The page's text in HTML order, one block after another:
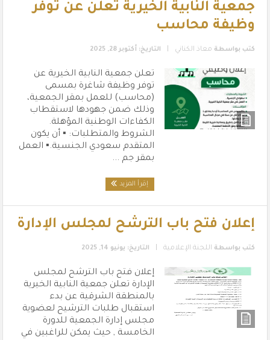
جمعية النابية الخيرية تعلن عن توفر
وظيفة محاسب
كتب بواسطة معاذ الكناني التاريخ: أكتوبر 28, 2025
تعلن جمعية النابية الخيرية عن
توفر وظيفة شاغرة بمسمى
(محاسب) للعمل بمقر الجمعية،
وذلك ضمن جهودها لاستقطاب
الكفاءات الوطنية المؤهلة.
الشروط والمتطلبات: ▪️ أن يكون
المتقدم سعودي الجنسية.▪️ العمل
بمقر جم ...
إقرأ المزيد
إعلان فتح باب الترشح لمجلس الإدارة
كتب بواسطة اللجنة الإعلامية التاريخ: يونيو 14, 2025
إعلان فتح باب الترشح لمجلس
الإدارة تعلن جمعية النابية الخيرية
بالمنطقة الشرقية عن بدء
استقبال طلبات الترشيح لعضوية
مجلس إدارة الجمعية للدورة
الخامسة , حيث يمكن للراغبين في